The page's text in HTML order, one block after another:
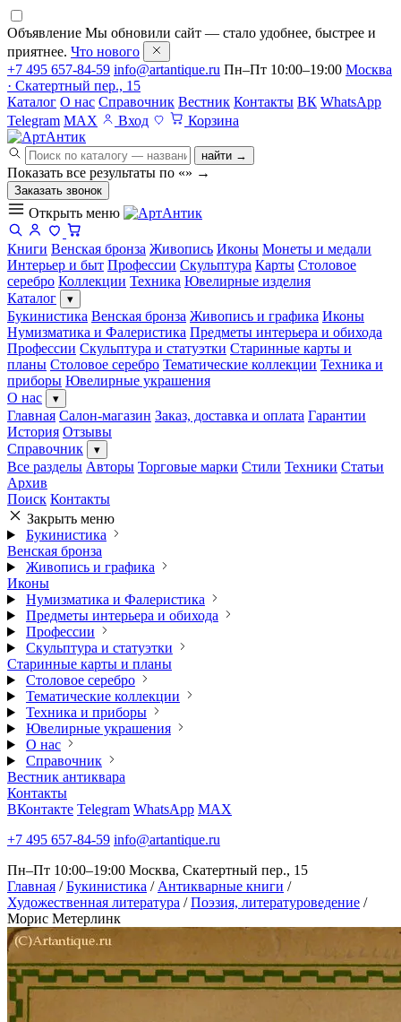
Объявление Мы обновили сайт — стало удобнее, быстрее и
приятнее. Что нового
+7 495 657-84-59 info@artantique.ru Пн–Пт 10:00–19:00 Москва
· Скатертный пер., 15
Каталог О нас Справочник Вестник Контакты ВК WhatsApp
Telegram MAX Вход Корзина
найти →
Показать все результаты по «» →
Заказать звонок
Открыть меню
Книги Венская бронза Живопись Иконы Монеты и медали
Интерьер и быт Профессии Скульптура Карты Столовое
серебро Коллекции Техника Ювелирные изделия
Каталог
▾
Букинистика Венская бронза Живопись и графика Иконы
Нумизматика и Фалеристика Предметы интерьера и обихода
Профессии Скульптура и статуэтки Старинные карты и
планы Столовое серебро Тематические коллекции Техника и
приборы Ювелирные украшения
О нас
▾
Главная Салон-магазин Заказ, доставка и оплата Гарантии
История Отзывы
Справочник
▾
Все разделы Авторы Торговые марки Стили Техники Статьи
Архив
Поиск Контакты
Закрыть меню
Букинистика
Венская бронза
Живопись и графика
Иконы
Нумизматика и Фалеристика
Предметы интерьера и обихода
Профессии
Скульптура и статуэтки
Старинные карты и планы
Столовое серебро
Тематические коллекции
Техника и приборы
Ювелирные украшения
О нас
Справочник
Вестник антиквара
Контакты
ВКонтакте Telegram WhatsApp MAX
+7 495 657-84-59 info@artantique.ru
Пн–Пт 10:00–19:00 Москва, Скатертный пер., 15
Главная / Букинистика / Антикварные книги /
Художественная литература / Поэзия, литературоведение /
Морис Метерлинк